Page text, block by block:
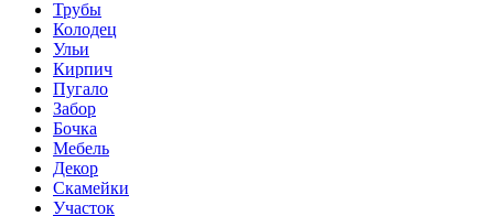
Трубы
Колодец
Ульи
Кирпич
Пугало
Забор
Бочка
Мебель
Декор
Скамейки
Участок